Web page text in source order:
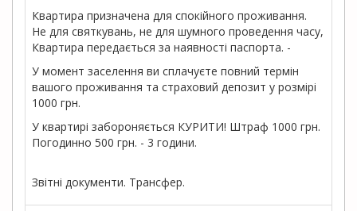
Квартира призначена для спокійного проживання.
Не для святкувань, не для шумного проведення часу,
Квартира передається за наявності паспорта. -
У момент заселення ви сплачуєте повний термін
вашого проживання та страховий депозит у розмірі
1000 грн.
У квартирі забороняється КУРИТИ! Штраф 1000 грн.
Погодинно 500 грн. - 3 години.
Звітні документи. Трансфер.